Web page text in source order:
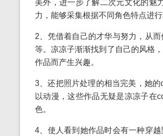
美外，进一步了解二次元文化的魅
力，能够采集根据不同角色特点进行
2、凭借着自己的才华与努力，从
等。凉凉子渐渐找到了自己的风格
作品而产生兴趣。
3、还把照片处理的相当完美，她
以动漫，这些作品无疑是凉凉子在
色。
4、使人看到她作品时会有一种穿